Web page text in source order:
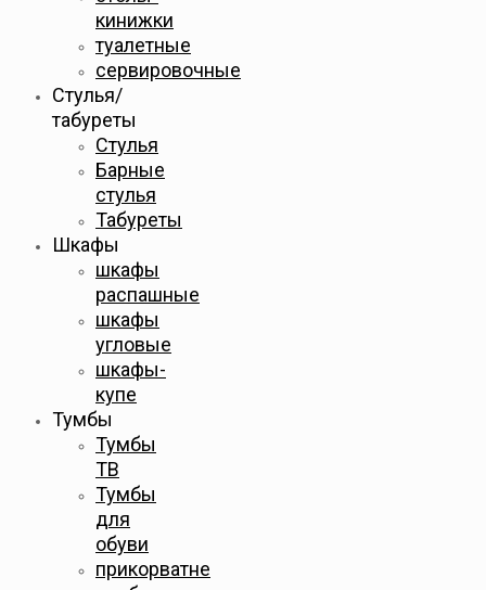
кинижки
туалетные
сервировочные
Стулья/
табуреты
Стулья
Барные
стулья
Табуреты
Шкафы
шкафы
распашные
шкафы
угловые
шкафы-
купе
Тумбы
Тумбы
ТВ
Тумбы
для
обуви
прикорватне